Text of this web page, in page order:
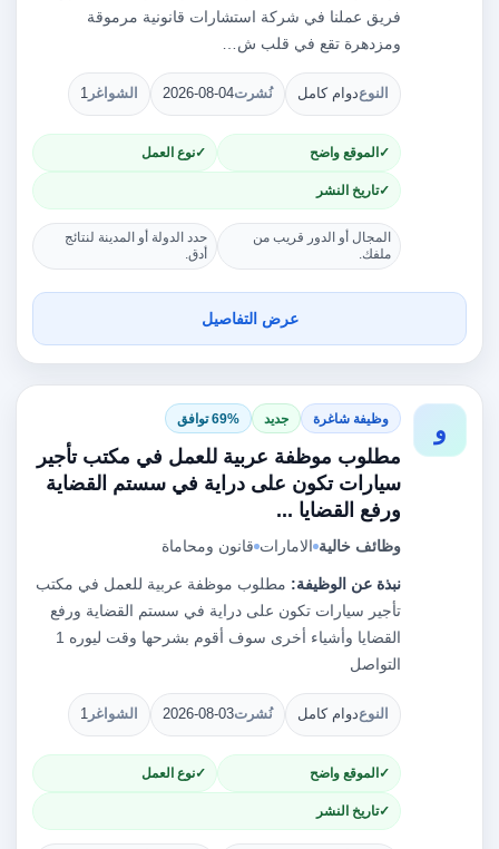
فريق عملنا في شركة استشارات قانونية مرموقة
ومزدهرة تقع في قلب ش…
النوعدوام كامل نُشرت2026-08-04 الشواغر 1
الموقع واضح نوع العمل
تاريخ النشر
المجال أو الدور قريب من
ملفك.
حدد الدولة أو المدينة لنتائج
أدق.
عرض التفاصيل
و وظيفة شاغرة جديد 69% توافق
مطلوب موظفة عربية للعمل في مكتب تأجير
سيارات تكون على دراية في سستم القضاية
ورفع القضايا ...
وظائف خالية الامارات قانون ومحاماة
نبذة عن الوظيفة: مطلوب موظفة عربية للعمل في مكتب
تأجير سيارات تكون على دراية في سستم القضاية ورفع
القضايا وأشياء أخرى سوف أقوم بشرحها وقت ليوره 1
التواصل
النوعدوام كامل نُشرت2026-08-03 الشواغر 1
الموقع واضح نوع العمل
تاريخ النشر